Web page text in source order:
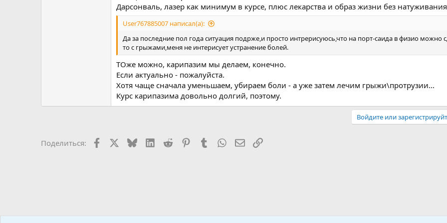
Дарсонваль, лазер как минимум в курсе, плюс лекарства и образ жизни без
User767885007 написал(а):
Да за последние пол года ситуация подрже,и просто интрерисуюсь,что на порт-саида в физио можно
то с грыжами,меня не интерисует устранение болей.
ТОже можно, карипазим мы делаем, конечно.
Если актуально - пожалуйста.
Хотя чаще сначала уменьшаем, убираем боли - а уже затем лечим грыжи\протрузии...
Курс карипазима довольно долгий, поэтому.
Войдите или
Поделиться: Facebook BlueskyLinkedInReddit PinterestTumblrWhatsAppЭлектронная почта
Ссылка